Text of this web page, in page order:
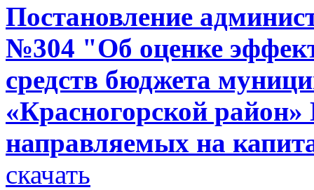
Постановление
№304 "Об оценке
средств бюджета
«Красногорской
направляемых на
скачать